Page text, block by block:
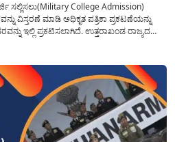
ಸಲ್ಲಿಸಲು(Military College Admission)
ವಿಸ್ತರಣೆ ಮಾಡಿ ಅಧಿಕೃತ ಪತ್ರಿಕಾ ಪ್ರಕಟಣೆಯನ್ನು
ಇಲ್ಲಿ ಪ್ರಕಟಿಸಲಾಗಿದೆ. ಉತ್ತರಾಖಂಡ ರಾಜ್ಯದ